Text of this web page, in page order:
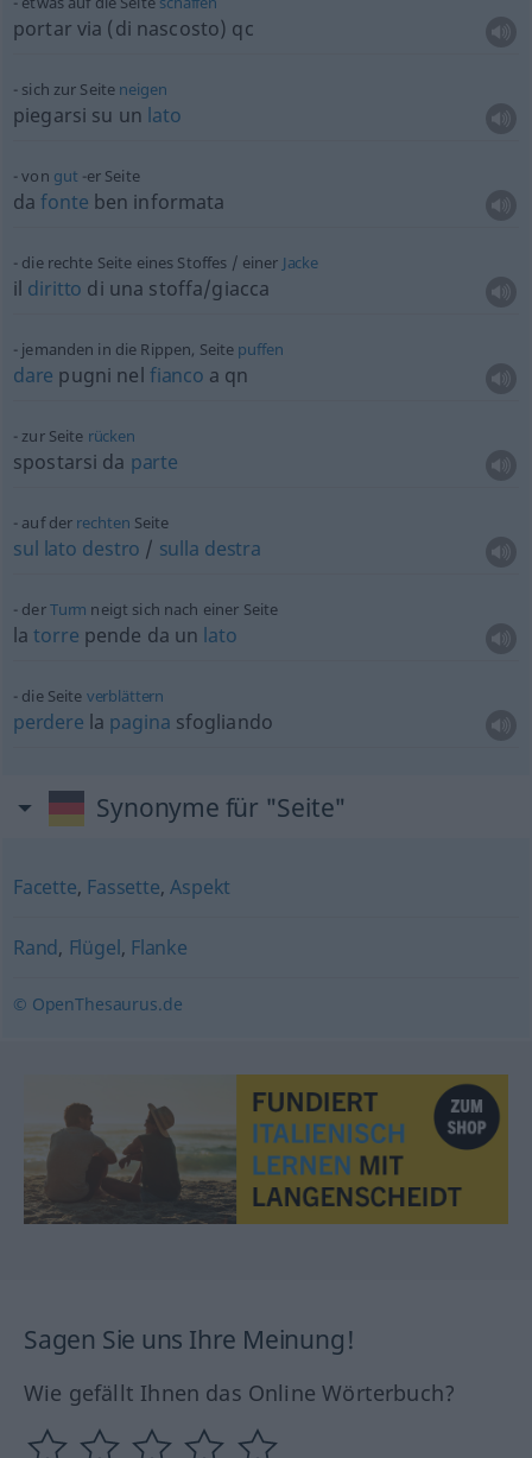
portar via (di nascosto) qc
sich zur Seite neigen
piegarsi su un lato
von gut -er Seite
dafonte ben informata
die rechte Seite eines Stoffes / einer Jacke
il diritto di una stoffa/giacca
jemanden in die Rippen, Seite puffen
dare pugni nel fianco a qn
zur Seite rücken
spostarsi da parte
auf der rechten Seite
sul lato destro / sulla destra
derTurm neigt sich nach einer Seite
latorre pende da un lato
die Seite verblättern
perdere la pagina sfogliando
Synonyme für "Seite"
Facette, Fassette,Aspekt
Rand, Flügel, Flanke
© OpenThesaurus.de
Sagen Sie uns Ihre Meinung!
Wie gefällt Ihnen das Online Wörterbuch?